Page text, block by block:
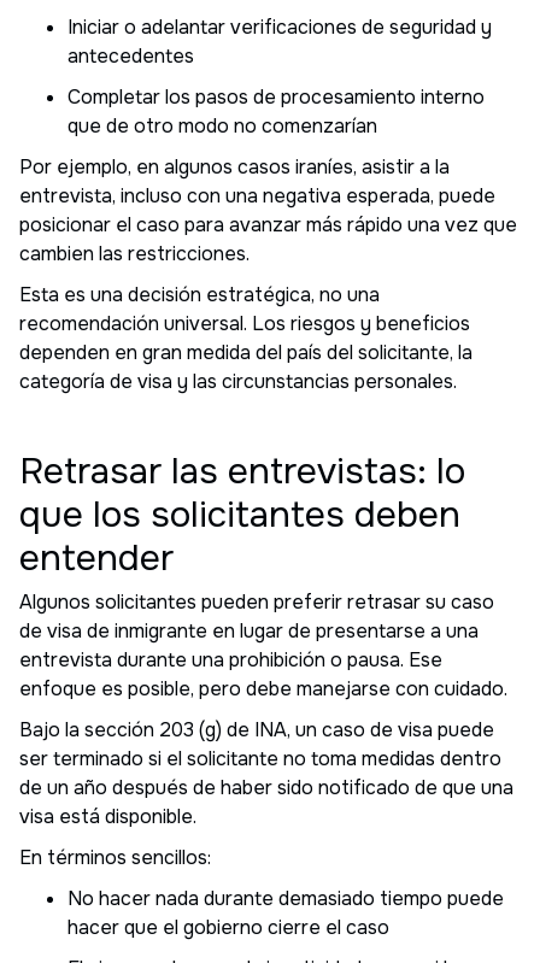
Iniciar o adelantar verificaciones de seguridad y
antecedentes
Completar los pasos de procesamiento interno
que de otro modo no comenzarían
Por ejemplo, en algunos casos iraníes, asistir a la
entrevista, incluso con una negativa esperada, puede
posicionar el caso para avanzar más rápido una vez que
cambien las restricciones.
Esta es una decisión estratégica, no una
recomendación universal. Los riesgos y beneficios
dependen en gran medida del país del solicitante, la
categoría de visa y las circunstancias personales.
Retrasar las entrevistas: lo
que los solicitantes deben
entender
Algunos solicitantes pueden preferir retrasar su caso
de visa de inmigrante en lugar de presentarse a una
entrevista durante una prohibición o pausa. Ese
enfoque es posible, pero debe manejarse con cuidado.
Bajo la sección 203 (g) de INA, un caso de visa puede
ser terminado si el solicitante no toma medidas dentro
de un año después de haber sido notificado de que una
visa está disponible.
En términos sencillos:
No hacer nada durante demasiado tiempo puede
hacer que el gobierno cierre el caso